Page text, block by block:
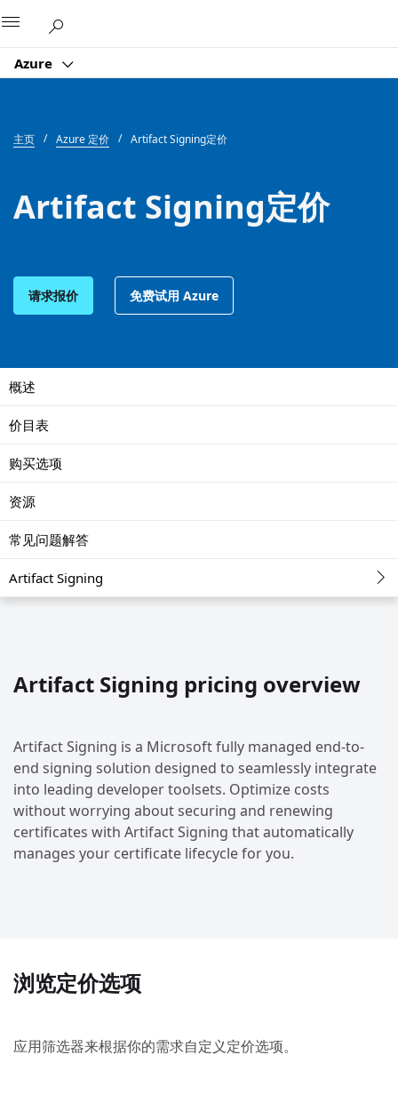
Azure
主页 Azure 定价 Artifact Signing定价
Artifact Signing定价
请求报价 免费试用 Azure
概述
价目表
购买选项
资源
常见问题解答
Artifact Signing
Artifact Signing pricing overview
Artifact Signing is a Microsoft fully managed end-to-
end signing solution designed to seamlessly integrate
into leading developer toolsets. Optimize costs
without worrying about securing and renewing
certificates with Artifact Signing that automatically
manages your certificate lifecycle for you.
浏览定价选项
应用筛选器来根据你的需求自定义定价选项。